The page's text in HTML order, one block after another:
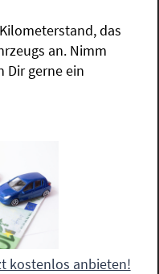
das
an. Nimm
Dir gerne ein
kostenlos anbieten!